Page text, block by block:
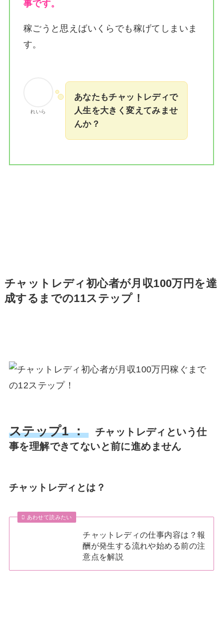
事です。
稼ごうと思えばいくらでも稼げてしまいま
す。
れいら
あなたもチャットレディで
人生を大きく変えてみませ
んか？
チャットレディ初心者が月収100万円を達
成するまでの11ステップ！
ステップ1 ：
チャットレディという仕
事を理解できてないと前に進めません
チャットレディとは？
あわせて読みたい
チャットレディの仕事内容は？報
酬が発生する流れや始める前の注
意点を解説